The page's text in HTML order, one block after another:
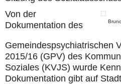
Von der
Dokumentation des
Gemeindespsychiatrischen
2015/16 (GPV) des
Soziales (KVJS) wurde
Dokumentation gibt auf